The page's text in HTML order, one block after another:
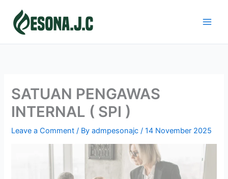
content
SATUAN PENGAWAS
INTERNAL ( SPI )
Leave a Comment / Byadmpesonajc/14 November 2025